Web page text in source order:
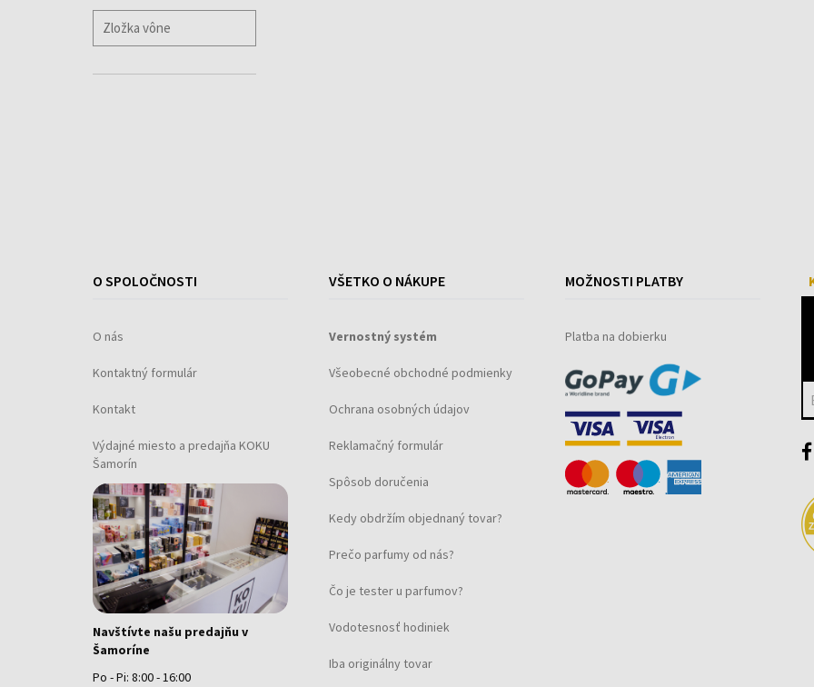
O SPOLOČNOSTI
O nás
Kontaktný formulár
Kontakt
Výdajné miesto a predajňa KOKU
Šamorín
Navštívte našu predajňu v
Šamoríne
Po - Pi: 8:00 - 16:00
VŠETKO O NÁKUPE
Vernostný systém
Všeobecné obchodné podmienky
Ochrana osobných údajov
Reklamačný formulár
Spôsob doručenia
Kedy obdržím objednaný tovar?
Prečo parfumy od nás?
Čo je tester u parfumov?
Vodotesnosť hodiniek
Iba originálny tovar
MOŽNOSTI PLATBY
Platba na dobierku